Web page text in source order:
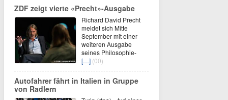
ZDF zeigt vierte «Precht»-Ausgabe
Richard David Precht
meldet sich Mitte
September mit einer
weiteren Ausgabe
seines Philosophie-
[…] (00)
Autofahrer fährt in Italien in Gruppe
von Radlern